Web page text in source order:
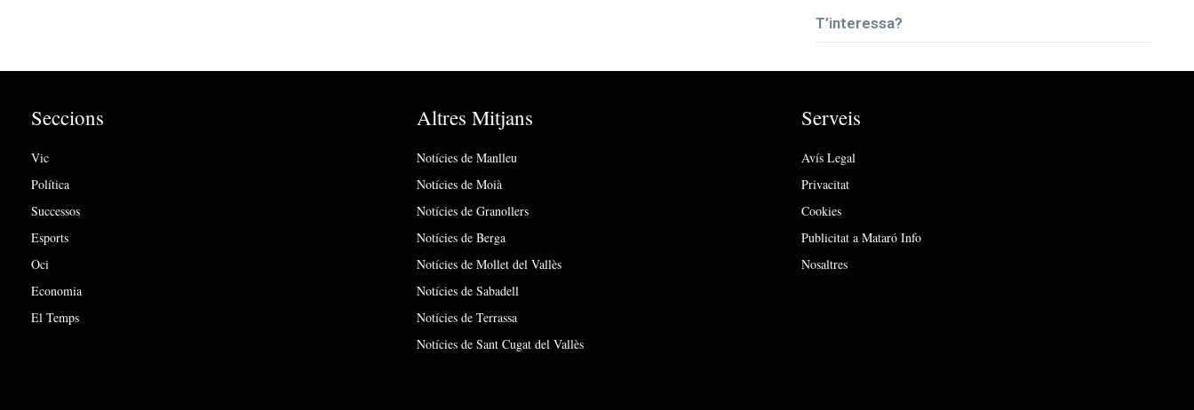
T’interessa?
Seccions
Vic
Política
Successos
Esports
Oci
Economia
El Temps
Altres Mitjans
Notícies de Manlleu
Notícies de Moià
Notícies de Granollers
Notícies de Berga
Notícies de Mollet del Vallès
Notícies de Sabadell
Notícies de Terrassa
Notícies de Sant Cugat del Vallès
Serveis
Avís Legal
Privacitat
Cookies
Publicitat a Mataró Info
Nosaltres